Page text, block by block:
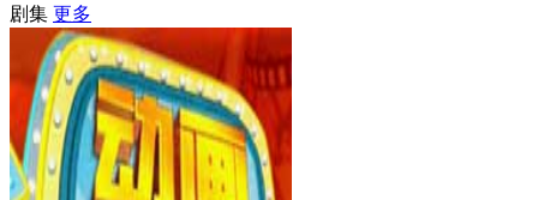
剧集 更多